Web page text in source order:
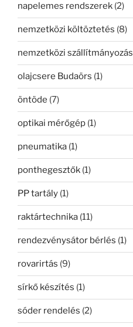
napelemes rendszerek (2)
nemzetközi költöztetés (8)
nemzetközi szállítmányozás
olajcsere Budaörs (1)
öntöde (7)
optikai mérőgép (1)
pneumatika (1)
ponthegesztők (1)
PP tartály (1)
raktártechnika (11)
rendezvénysátor bérlés (1)
rovarirtás (9)
sírkő készítés (1)
sóder rendelés (2)